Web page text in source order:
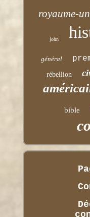
royaume-
john
général
rébellion
bible